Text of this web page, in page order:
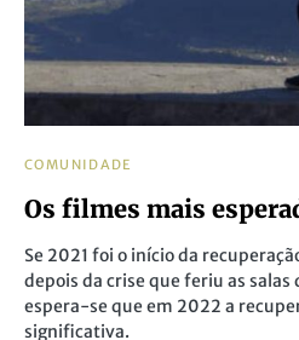
COMUNIDADE
Os filmes mais
Se 2021 foi o início da
depois da crise que feriu as
espera-se que em 2022 a
significativa.